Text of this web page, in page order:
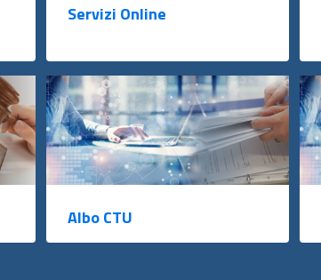
Servizi Online
Albo CTU